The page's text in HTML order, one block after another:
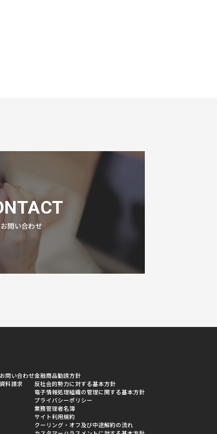
お問い合わせ
お問い合わせ
資料請求
金融商品勧誘方針
反社会的勢力に対する基本方針
電子情報処理組織の管理に関する基本方針
プライバシーポリシー
業務管理者名簿
サイト利用規約
クーリング・オフ及び中途解約の流れ